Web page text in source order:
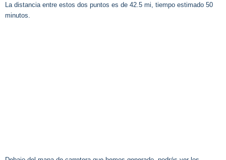
La distancia entre estos dos puntos es de 42.5 mi, tiempo estimado 50
minutos.